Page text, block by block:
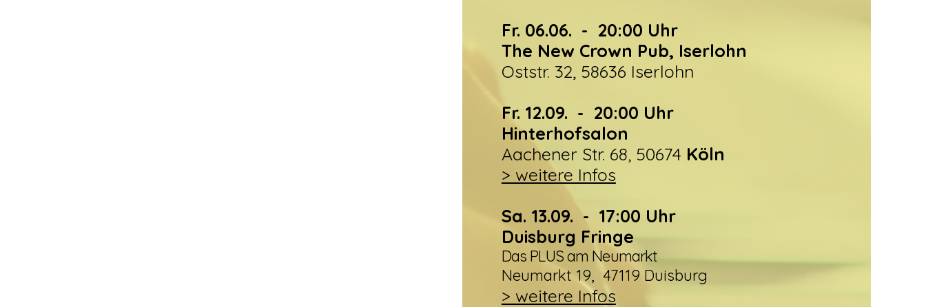
Fr. 06.06. - 20:00 Uhr
The New Crown Pub, Iserlohn
Oststr. 32, 58636 Iserlohn
Fr. 12.09. - 20:00 Uhr
Hinterhofsalon
Aachener Str. 68, 50674 Köln
> weitere Infos
Sa. 13.09. - 17:00 Uhr
Duisburg Fringe
Das PLUS am Neumarkt
Neumarkt 19, 47119 Duisburg
> weitere Infos